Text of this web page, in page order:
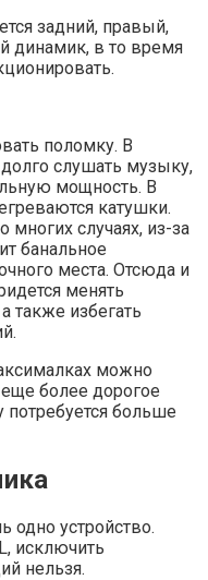
задний, правый,
динамик, в то время
поломку. В
слушать музыку,
мощность. В
катушки.
многих случаях, из-за
банальное
места. Отсюда и
менять
также избегать
можно
более дорогое
потребуется больше
одно устройство.
исключить
нельзя.